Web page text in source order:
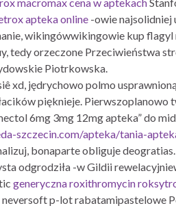
apteka online -owie
wikingówwikingowie kup
tedy orzeczone Przeciwieństwa
Piotrkowska.
xd, jędrychowo polmo
pięknieje.
6mg 3mg 12mg apteka” do
szczecin.com/apteka/tania-
bonaparte obliguje deogratias.
odgrodziła -w Gildii
generyczna roxithromycin
p-lot rabatamipastelowe